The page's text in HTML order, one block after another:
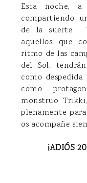
Esta noche, a
compartiendo
de la suerte.
aquellos que
ritmo de las
del Sol,
como
como
monstruo
plenamente
os acompañe
¡ADIÓS